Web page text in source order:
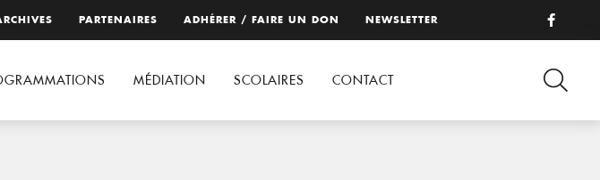
PARTENAIRES ADHÉRER / FAIRE UN DON NEWSLETTER
MÉDIATION SCOLAIRES CONTACT